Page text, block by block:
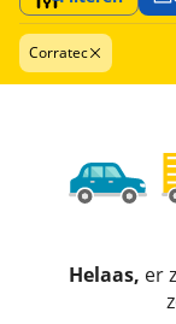
Corratec
Helaas, er